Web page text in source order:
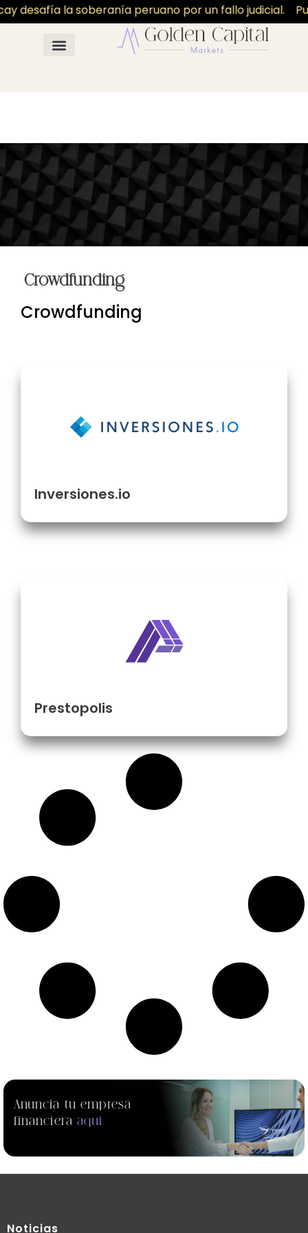
desafía la soberanía peruano por un fallo judicial.
Crowdfunding
Crowdfunding
Inversiones.io
Prestopolis
Anuncia tu empresa
financiera aqui
Noticias